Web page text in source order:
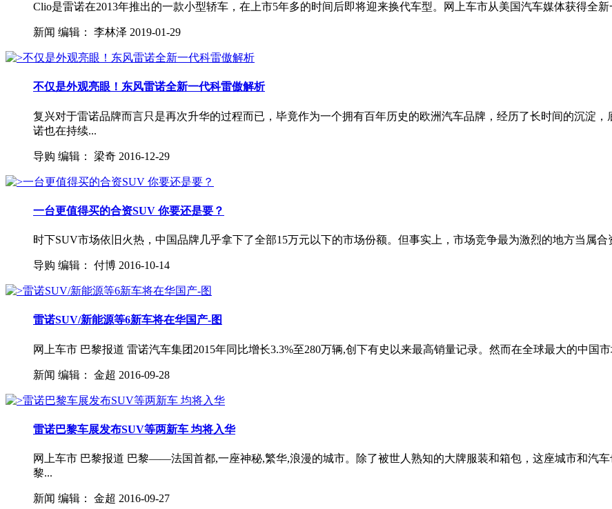
Clio是雷诺在2013年推出的一款小型轿车，在上市5年多的时间后即将迎来换代车型。网上车市从美国汽车媒体获得全
新闻 编辑： 李林泽 2019-01-29
不仅是外观亮眼！东风雷诺全新一代科雷傲解析
复兴对于雷诺品牌而言只是再次升华的过程而已，毕竟作为一个拥有百年历史的欧洲汽车品牌，经历了长时间的沉淀
诺也在持续...
导购 编辑： 梁奇 2016-12-29
一台更值得买的合资SUV 你要还是要？
时下SUV市场依旧火热，中国品牌几乎拿下了全部15万元以下的市场份额。但事实上，市场竞争最为激烈的地方当属
导购 编辑： 付博 2016-10-14
雷诺SUV/新能源等6新车将在华国产-图
网上车市 巴黎报道 雷诺汽车集团2015年同比增长3.3%至280万辆,创下有史以来最高销量记录。然而在全球最大的中
新闻 编辑： 金超 2016-09-28
雷诺巴黎车展发布SUV等两新车 均将入华
网上车市 巴黎报道 巴黎——法国首都,一座神秘,繁华,浪漫的城市。除了被世人熟知的大牌服装和箱包，这座城市和汽
黎...
新闻 编辑： 金超 2016-09-27